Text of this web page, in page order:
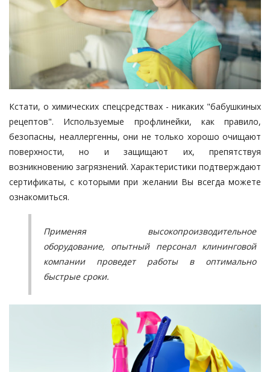
Кстати, о химических спецсредствах - никаких "бабушкиных
рецептов". Используемые профлинейки, как правило,
безопасны, неаллергенны, они не только хорошо очищают
поверхности, но и защищают их, препятствуя
возникновению загрязнений. Характеристики подтверждают
сертификаты, с которыми при желании Вы всегда можете
ознакомиться.
Применяя высокопроизводительное
оборудование, опытный персонал клининговой
компании проведет работы в оптимально
быстрые сроки.